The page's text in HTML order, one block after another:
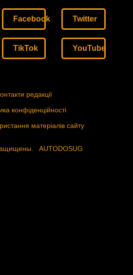
Facebook Twitter
TikTok YouTube
редакції
конфіденційності
матеріалів сайту
AUTODOSUG